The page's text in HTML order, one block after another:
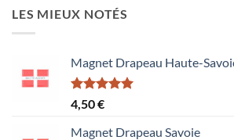
LES MIEUX NOTÉS
Magnet Drapeau Haute-
Note5.00
sur 5
4,50€
Magnet Drapeau Savoie